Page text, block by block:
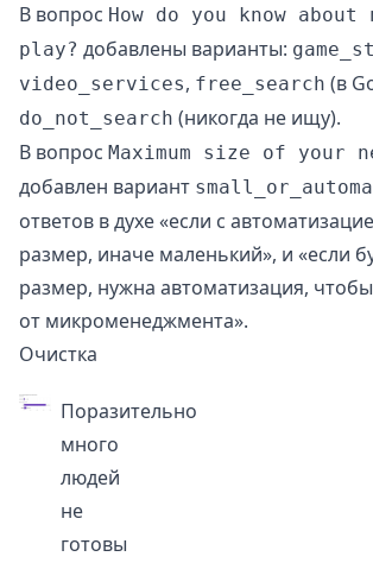
В вопрос How do you know about
play? добавлены варианты:
video_services, free_search (в
do_not_search (никогда не ищу).
В вопрос Maximum size of your
добавлен вариант
ответов в духе «если с
размер, иначе маленький», и «если
размер, нужна автоматизация,
от микроменеджмента».
Очистка
Поразительно
много
людей
не
готовы